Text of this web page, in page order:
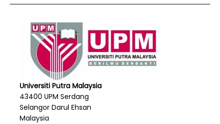
Universiti Putra Malaysia
43400 UPM Serdang
Selangor Darul Ehsan
Malaysia